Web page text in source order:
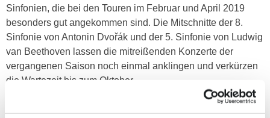
Sinfonien, die bei den Touren im Februar und April 2019
besonders gut angekommen sind. Die Mitschnitte der 8.
Sinfonie von Antonin Dvořák und der 5. Sinfonie von Ludwig
van Beethoven lassen die mitreißenden Konzerte der
vergangenen Saison noch einmal anklingen und verkürzen
die Wartezeit bis zum Oktober.
Wie groß die Nachfrage im Nordosten ist, belegt ein Blick in